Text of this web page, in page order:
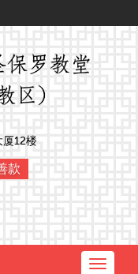
厦12楼
款
Toggle